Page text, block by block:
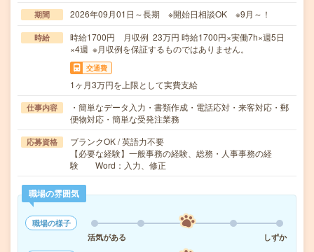
期間 2026年09月01日～長期 ※開始日相談OK ※9月～！
時給
時給1700円 月収例 23万円 時給1700円×実働7h×週5日
×4週 ※月収例を保証するものではありません。
交通費
1ヶ月3万円を上限として実費支給
仕事内容
・簡単なデータ入力・書類作成・電話応対・来客対応・郵
便物対応・簡単な受発注業務
応募資格
ブランクOK / 英語力不要
【必要な経験】一般事務の経験、総務・人事事務の経
験 Word：入力、修正
職場の雰囲気
職場の様子
活気がある
しずか